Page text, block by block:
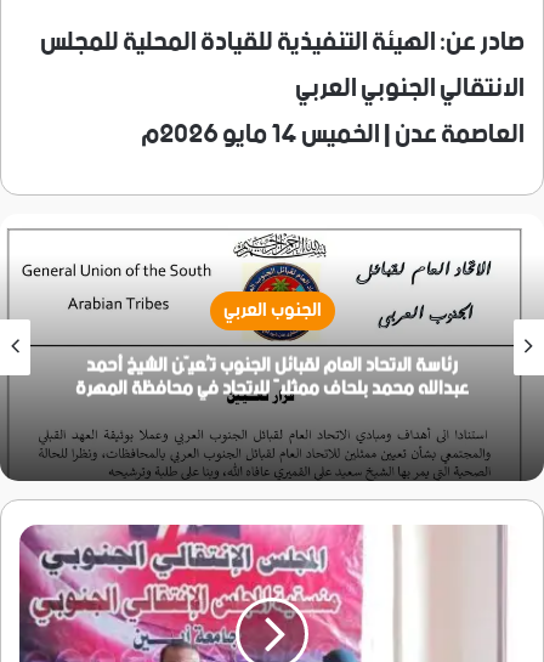
​صادر عن: الهيئة التنفيذية للقيادة المحلية للمجلس
الانتقالي الجنوبي العربي
العاصمة عدن | الخميس 14 مايو 2026م
الجنوب العربي
رئاسة الاتحاد العام لقبائل الجنوب تُعيّن الشيخ أحمد
عبدالله محمد بلحاف ممثلاً للاتحاد في محافظة المهرة
رئيس